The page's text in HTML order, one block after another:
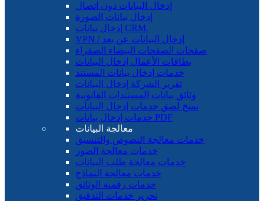
إدخال البيانات دون اتصال
إدخال بيانات الصورة
إدخال بيانات CRM.
VPN / إدخال البيانات عن بعد
صفحات الصفحات البيضاء الصفراء
بطاقات الأعمال إدخال البيانات
خدمات إدخال بيانات المستند
تقرير الشركة إدخال البيانات
وثائق بيانات المستندات القانونية
نسخ لصق خدمات إدخال البيانات
خدمات إدخال بيانات PDF
معالجة البيانات
خدمات معالجة النصوص والتنسيق
خدمات معالجة الصور
خدمات معالجة طلب البيانات
خدمات معالجة النماذج
خدمات رقمنة الوثائق
تحرير خدمات التدقيق